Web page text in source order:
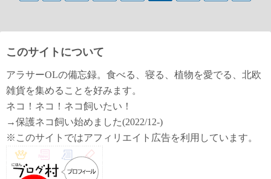
ペ
ー
ジ
送
り
このサイトについて
アラサーOLの備忘録。食べる、寝る、植物を愛でる、北欧
雑貨を集めることを好みます。
ネコ！ネコ！ネコ飼いたい！
→保護ネコ飼い始めました(2022/12-)
※このサイトではアフィリエイト広告を利用しています。